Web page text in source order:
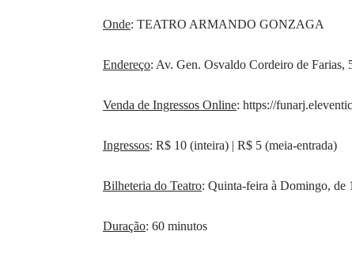
Onde: TEATRO ARMANDO GONZAGA
Endereço: Av. Gen. Osvaldo Cordeiro de Farias,
Venda de Ingressos Online: https://
Ingressos: R$ 10 (inteira) | R$ 5 (meia-entrada)
Bilheteria do Teatro: Quinta-feira à Domingo, de
Duração: 60 minutos